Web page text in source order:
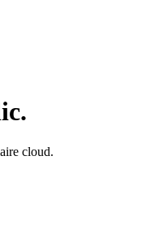
cloud.